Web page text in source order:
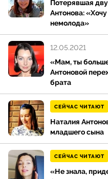
Наталья Антонова
остросюжетную ленту
героиня актрисы
выбирается из нее,
любовь.
Антонова сыграла уже
драматических.
Светлана (играла в
«Вокзал», фильме
других) и кузен — Олег
была замужем за
брака у нее остался
Потерявшая
Антонова:
немолода»
«Мам, ты
Антоновой
брата
12.05.2021
СЕЙЧАС ЧИТАЮТ
Наталия
младшего сына
СЕЙЧАС ЧИТАЮТ
«Не знала,